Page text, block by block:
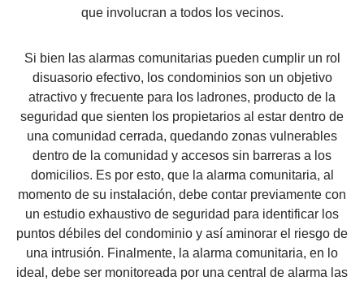
que involucran a todos los vecinos.
Si bien las alarmas comunitariaspueden cumplir un rol
disuasorio efectivo, los condominios son un objetivo
atractivo y frecuente para los ladrones, producto de la
seguridad que sienten los propietarios al estar dentro de
una comunidad cerrada, quedando zonas vulnerables
dentro de la comunidad y accesos sin barreras a los
domicilios. Es por esto, que la alarma comunitaria, al
momento de su instalación, debe contar previamente con
un estudio exhaustivo de seguridad para identificar los
puntos débiles del condominio y así aminorar el riesgo de
una intrusión. Finalmente, la alarma comunitaria, en lo
ideal, debe ser monitoreada por una central de alarma las